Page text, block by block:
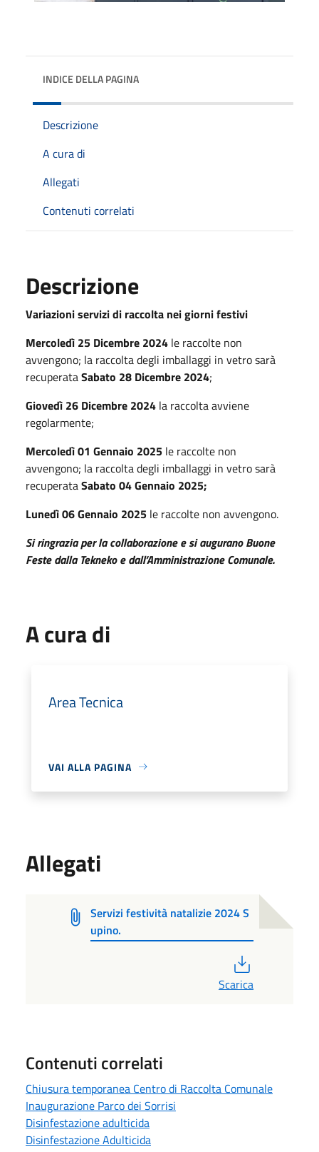
INDICE DELLA PAGINA
Descrizione
A cura di
Allegati
Contenuti correlati
Descrizione
Variazioni servizi di raccolta nei giorni festivi
Mercoledì 25 Dicembre 2024 le raccolte non
avvengono; la raccolta degli imballaggi in vetro sarà
recuperataSabato 28 Dicembre 2024;
Giovedì 26 Dicembre 2024 la raccolta avviene
regolarmente;
Mercoledì01 Gennaio 2025 le raccolte non
avvengono; la raccolta degli imballaggi in vetro sarà
recuperataSabato 04 Gennaio 2025;
Lunedì06 Gennaio 2025 le raccolte non avvengono.
Si ringrazia per la collaborazione e si augurano Buone
FestedallaTekneko e dall’Amministrazione Comunale.
A cura di
Area Tecnica
VAI ALLA PAGINA
Allegati
Servizi festività natalizie 2024 S
upino.
Scarica
Contenuti correlati
Chiusura temporanea Centro di Raccolta Comunale
Inaugurazione Parco dei Sorrisi
Disinfestazione adulticida
Disinfestazione Adulticida